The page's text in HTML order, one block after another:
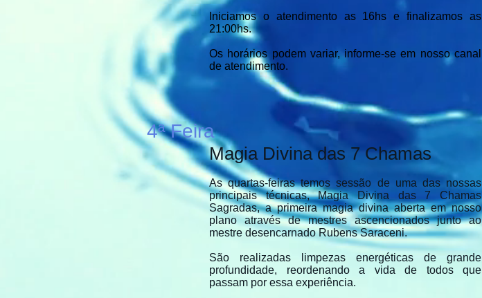
Iniciamos o atendimento as 16hs e finalizamos as
21:00hs.
Os horários podem variar, informe-se em nosso canal
de atendimento.
4ª Feira
Magia Divina das 7 Chamas​
As quartas-feiras temos sessão de uma das nossas
principais técnicas, Magia Divina das 7 Chamas
Sagradas, a primeira magia divina aberta em nosso
plano através de mestres ascencionados junto ao
mestre desencarnado Rubens Saraceni.
São realizadas limpezas energéticas de grande
profundidade, reordenando a vida de todos que
passam por essa experiência.